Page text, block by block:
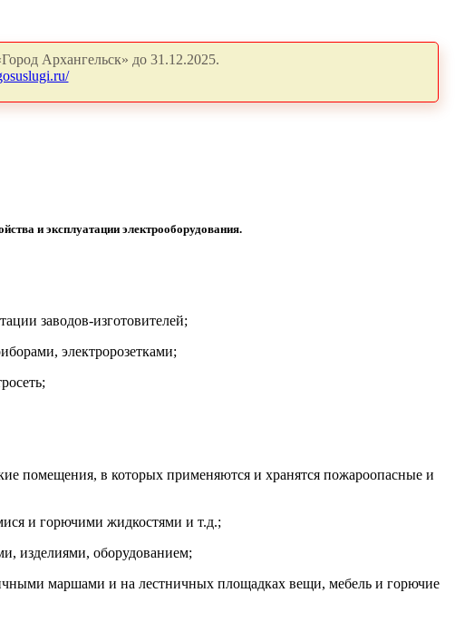
Архангельск» до 31.12.2025.
и эксплуатации электрооборудования.
заводов-изготовителей;
электророзетками;
помещения, в которых применяются и хранятся пожароопасные и
и горючими жидкостями и т.д.;
изделиями, оборудованием;
маршами и на лестничных площадках вещи, мебель и горючие